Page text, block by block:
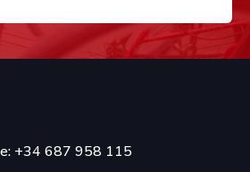
+34 687 958 115